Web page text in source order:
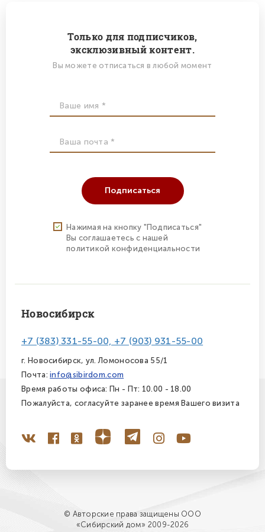
Только для подписчиков,
эксклюзивный контент.
Вы можете отписаться в любой момент
Подписаться
Нажимая на кнопку "Подписаться"
Вы соглашаетесь с нашей
политикой конфиденциальности
Новосибирск
+7 (383) 331-55-00, +7 (903) 931-55-00
г. Новосибирск, ул. Ломоносова 55/1
Почта:info@sibirdom.com
Время работы офиса: Пн - Пт: 10.00 - 18.00
Пожалуйста, согласуйте заранее время Вашего визита
© Авторские права защищены ООО
«Сибирский дом» 2009-2026